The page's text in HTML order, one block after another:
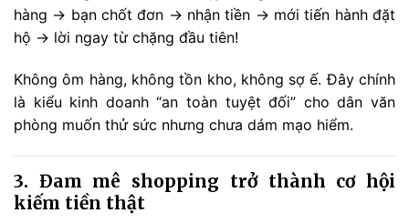
hàng → bạn chốt đơn → nhận tiền → mới tiến hành đặt
hộ → lời ngay từ chặng đầu tiên!
Không ôm hàng, không tồn kho, không sợ ế. Đây chính
là kiểu kinh doanh “an toàn tuyệt đối” cho dân văn
phòng muốn thử sức nhưng chưa dám mạo hiểm.
3. Đam mê shopping trở thành cơ hội
kiếm tiền thật